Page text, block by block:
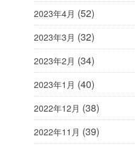
2023年4月 (52)
2023年3月 (32)
2023年2月 (34)
2023年1月 (40)
2022年12月 (38)
2022年11月 (39)